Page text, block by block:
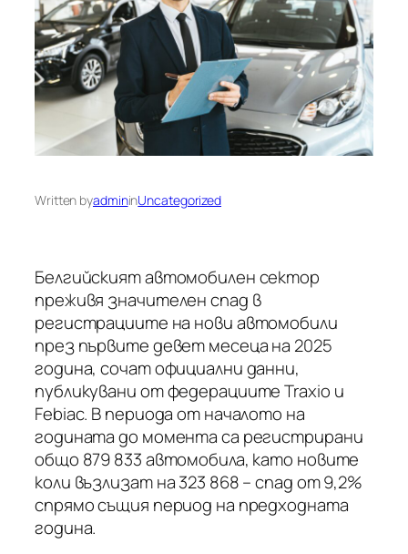
Written byadmininUncategorized
Белгийският автомобилен сектор
преживя значителен спад в
регистрациите на нови автомобили
през първите девет месеца на 2025
година, сочат официални данни,
публикувани от федерациите Traxio и
Febiac. В периода от началото на
годината до момента са регистрирани
общо 879 833 автомобила, като новите
коли възлизат на 323 868 – спад от 9,2%
спрямо същия период на предходната
година.